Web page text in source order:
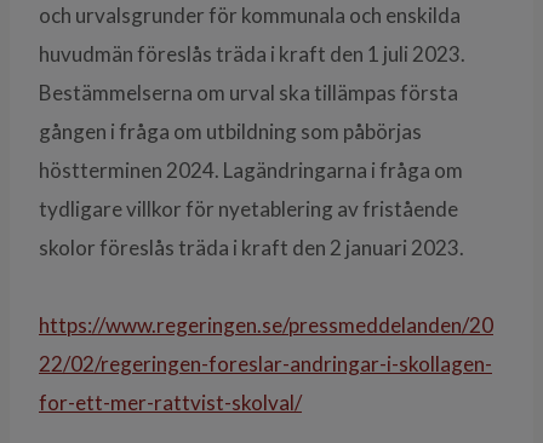
och urvalsgrunder för kommunala och enskilda
huvudmän föreslås träda i kraft den 1 juli 2023.
Bestämmelserna om urval ska tillämpas första
gången i fråga om utbildning som påbörjas
höstterminen 2024. Lagändringarna i fråga om
tydligare villkor för nyetablering av fristående
skolor föreslås träda i kraft den 2 januari 2023.
https://www.regeringen.se/pressmeddelanden/20
22/02/regeringen-foreslar-andringar-i-skollagen-
for-ett-mer-rattvist-skolval/